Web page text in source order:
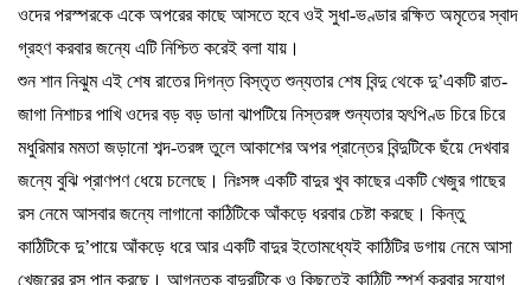
ওদের পরস্পরকে একে অপরের কাছে আসতে হবে ওই সুধা-ভণ্ডার রক্ষিত অমৃতের স্বাদ
গ্রহণ করবার জন্যে এটি নিশ্চিত করেই বলা যায়।
শুন শান নিঝুম এই শেষ রাতের দিগন্ত বিস্তৃত শুন্যতার শেষ বিন্দু থেকে দু’একটি রাত-
জাগা নিশাচর পাখি ওদের বড় বড় ডানা ঝাপটিয়ে নিস্তরঙ্গ শুন্যতার হৃৎপিণ্ড চিরে চিরে
মধুরিমার মমতা জড়ানো শব্দ-তরঙ্গ তুলে আকাশের অপর প্রান্তের বিন্দুটিকে ছঁয়ে দেখবার
জন্যে বুঝি প্রাণপণ ধেয়ে চলেছে। নিঃসঙ্গ একটি বাদুর খুব কাছের একটি খেজুর গাছের
রস নেমে আসবার জন্যে লাগানো কাঠিটিকে আঁকড়ে ধরবার চেষ্টা করছে। কিন্তু
কাঠিটিকে দু’পায়ে আঁকড়ে ধরে আর একটি বাদুর ইতোমধ্যেই কাঠিটির ডগায় নেমে আসা
খেজুরের রস পান করছে। আগন্তুক বাদুরটিকে ও কিছুতেই কাঠিটি স্পর্শ করবার সুযোগ